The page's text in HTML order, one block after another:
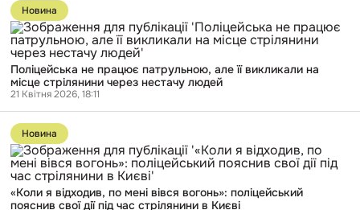
під
вартою
на
60
діб
справі
про
викрадення
чоловіка
до
публікації
Поліцейська
не
працює
патрульною,
але
викликали
на
місце
стрілянини
через
нестачу
людей
Новина
Поліцейська не працює патрульною, але її викликали на
місце стрілянини через нестачу людей
21 Квітня 2026, 18:11
Перейти
до
публікації
«Коли
відходив,
по
Новина
«Коли я відходив, по мені вівся вогонь»: поліцейський
пояснив свої дії під час стрілянини в Києві